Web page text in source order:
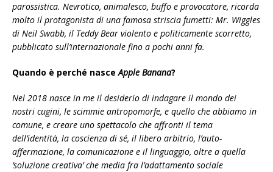
parossistica. Nevrotico, animalesco, buffo e provocatore, ricorda
molto il protagonista di una famosa striscia fumetti: Mr. Wiggles
di Neil Swabb, il Teddy Bear violento e politicamente scorretto,
pubblicato sull’internazionale fino a pochi anni fa.
Quando è perché nasceApple Banana?
Nel 2018 nasce in me il desiderio di indagare il mondo dei
nostri cugini, le scimmie antropomorfe, e quello che abbiamo in
comune, e creare uno spettacolo che affronti il tema
dell’identità, la coscienza di sé, il libero arbitrio, l’auto-
affermazione, la comunicazione e il linguaggio, oltre a quella
‘soluzione creativa’ che media fra l’adattamento sociale